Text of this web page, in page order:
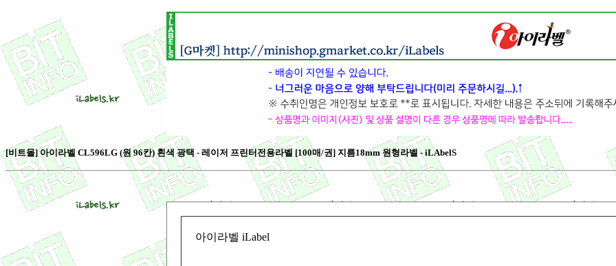
[비트몰] 아이라벨 CL596LG (원 96칸) 흰색 광택 - 레이저 프린터전용라벨 [100매/권] 지름18mm 원형라벨 - iLAbelS
아이라벨 iLabel